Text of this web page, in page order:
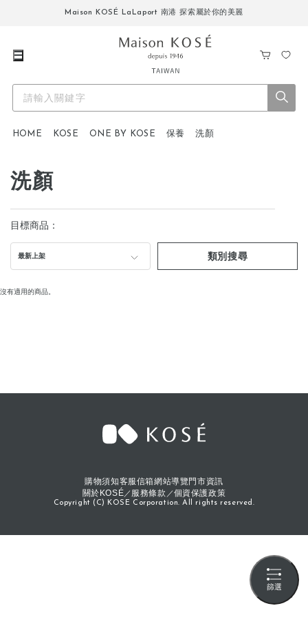
Maison KOSÉ LaLaport 南港 探索屬於你的美麗
HOME KOSE ONE BY KOSE 保養 洗顏
篩選
洗顏
目標商品：
最新上架 類別搜尋
沒有適用的商品。
購物須知客服信箱網站導覽門市資訊
關於KOSÉ
服務條款 個資保護政策
Copyright (C) KOSE Corporation. All rights reserved.